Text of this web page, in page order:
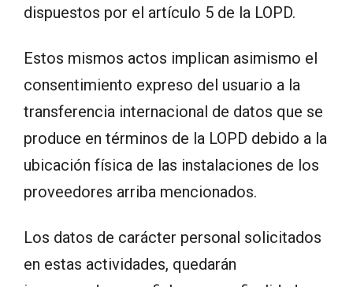
dispuestos por el artículo 5 de la LOPD.
Estos mismos actos implican asimismo el
consentimiento expreso del usuario a la
transferencia internacional de datos que se
produce en términos de la LOPD debido a la
ubicación física de las instalaciones de los
proveedores arriba mencionados.
Los datos de carácter personal solicitados
en estas actividades, quedarán